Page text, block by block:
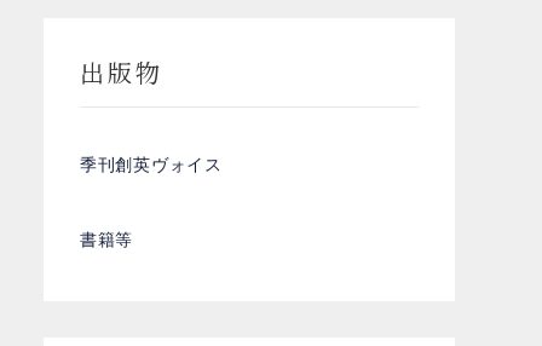
出版物
季刊創英ヴォイス
書籍等